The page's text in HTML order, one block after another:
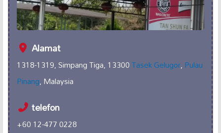
Alamat
1318-1319, Simpang Tiga, 13300Tasek Gelugor,Pulau
Pinang, Malaysia
telefon
+60 12-477 0228